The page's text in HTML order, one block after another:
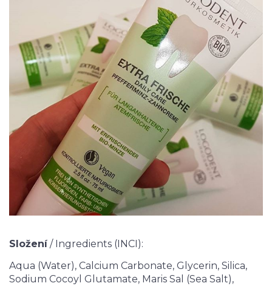
Složení/ Ingredients (INCI):
Aqua (Water), Calcium Carbonate, Glycerin, Silica,
Sodium Cocoyl Glutamate, Maris Sal (Sea Salt),